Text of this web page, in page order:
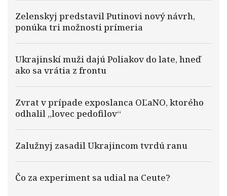
Zelenskyj predstavil Putinovi nový návrh,
ponúka tri možnosti prímeria
Ukrajinskí muži dajú Poliakov do late, hneď
ako sa vrátia z frontu
Zvrat v prípade exposlanca OĽaNO, ktorého
odhalil „lovec pedofilov“
Zalužnyj zasadil Ukrajincom tvrdú ranu
Čo za experiment sa udial na Ceute?